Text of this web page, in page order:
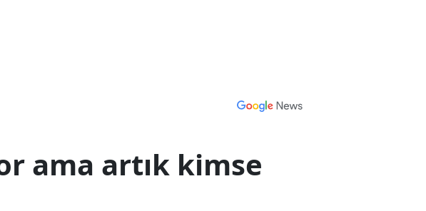
ama artık kimse